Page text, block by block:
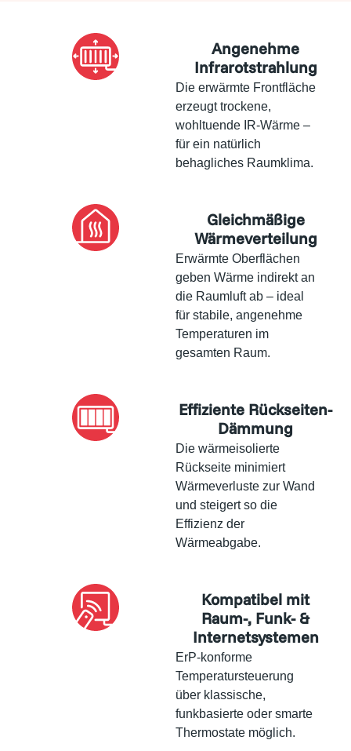
Angenehme
Infrarotstrahlung
Die erwärmte Frontfläche
erzeugt trockene,
wohltuende IR-Wärme –
für ein natürlich
behagliches Raumklima.
Gleichmäßige
Wärmeverteilung
Erwärmte Oberflächen
geben Wärme indirekt an
die Raumluft ab – ideal
für stabile, angenehme
Temperaturen im
gesamten Raum.
Effiziente Rückseiten-
Dämmung
Die wärmeisolierte
Rückseite minimiert
Wärmeverluste zur Wand
und steigert so die
Effizienz der
Wärmeabgabe.
Kompatibel mit
Raum-, Funk- &
Internetsystemen
ErP-konforme
Temperatursteuerung
über klassische,
funkbasierte oder smarte
Thermostate möglich.